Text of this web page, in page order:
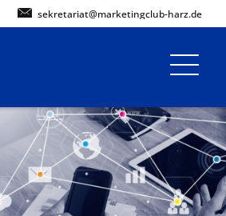
sekretariat@marketingclub-harz.de